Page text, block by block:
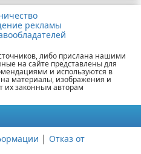
рекламы
либо прислана нашими
на сайте представлены для
и используются в
материалы, изображения и
законным авторам
| Отказ от